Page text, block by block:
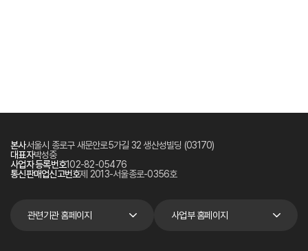
본사서울시 종로구 새문안로5가길 32 생산성빌딩 (03170)
대표자박성중
사업자 등록번호102-82-05476
통신판매업신고번호제 2013-서울종로-0356호
관련기관 홈페이지 사업부 홈페이지